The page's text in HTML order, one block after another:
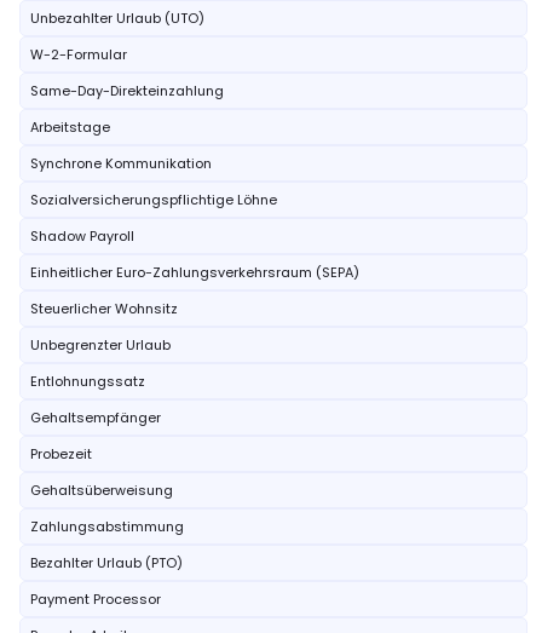
Unbezahlter Urlaub (UTO)
W-2-Formular
Same-Day-Direkteinzahlung
Arbeitstage
Synchrone Kommunikation
Sozialversicherungspflichtige Löhne
Shadow Payroll
Einheitlicher Euro-Zahlungsverkehrsraum (SEPA)
Steuerlicher Wohnsitz
Unbegrenzter Urlaub
Entlohnungssatz
Gehaltsempfänger
Probezeit
Gehaltsüberweisung
Zahlungsabstimmung
Bezahlter Urlaub (PTO)
Payment Processor